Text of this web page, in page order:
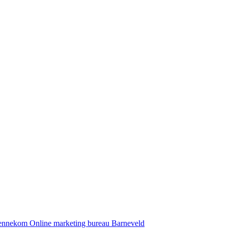
Online marketing bureau Barneveld